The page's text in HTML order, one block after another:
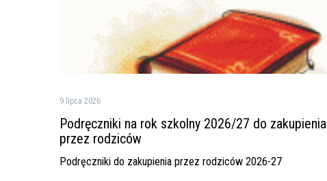
szkolny
2026/27
zakupienia
przez
9 lipca 2026
Podręczniki na rok szkolny 2026/27 do zakupienia
przez rodziców
Podręczniki do zakupienia przez rodziców 2026-27